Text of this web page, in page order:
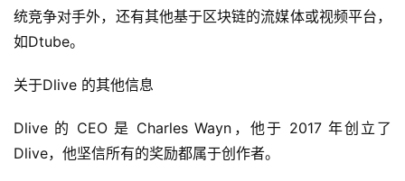
统竞争对手外，还有其他基于区块链的流媒体或视频平台，
如Dtube。
关于Dlive 的其他信息
Dlive 的 CEO 是 Charles Wayn，他于 2017 年创立了
Dlive，他坚信所有的奖励都属于创作者。